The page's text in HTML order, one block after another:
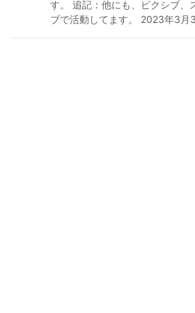
す。 追記：他にも、ピクシブ、
ブで活動してます。 2023年3月